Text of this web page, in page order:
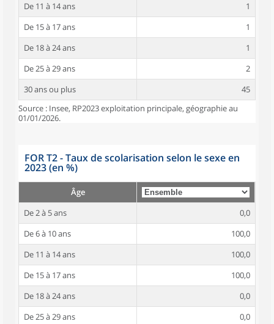
De 11 à 14 ans
1
De 15 à 17 ans
1
De 18 à 24 ans
1
De 25 à 29 ans
2
30 ans ou plus
45
Source : Insee, RP2023 exploitation principale, géographie au
01/01/2026.
FOR T2 - Taux de scolarisation selon le sexe en
2023 (en %)
Âge
De 2 à 5 ans
0,0
De 6 à 10 ans
100,0
De 11 à 14 ans
100,0
De 15 à 17 ans
100,0
De 18 à 24 ans
0,0
De 25 à 29 ans
0,0